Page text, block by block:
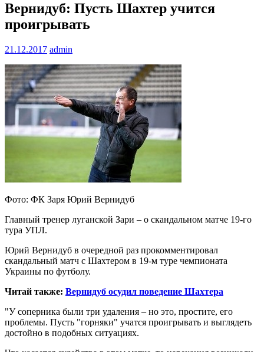
Вернидуб: Пусть Шахтер учится
проигрывать
21.12.2017 admin
Фото: ФК Заря Юрий Вернидуб
Главный тренер луганской Зари – о скандальном матче 19-го
тура УПЛ.
Юрий Вернидуб в очередной раз прокомментировал
скандальный матч с Шахтером в 19-м туре чемпионата
Украины по футболу.
Читай также: Вернидуб осудил поведение Шахтера
"У соперника были три удаления – но это, простите, его
проблемы. Пусть "горняки" учатся проигрывать и выглядеть
достойно в подобных ситуациях.